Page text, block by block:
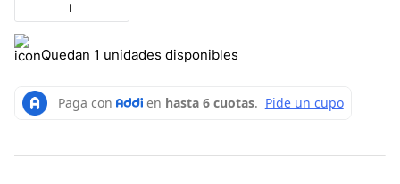
L
Quedan 1 unidades disponibles